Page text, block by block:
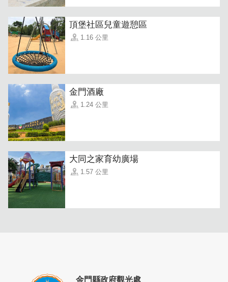
「韓式烤肉飯」
韓式烤肉要好吃，醬汁絕對是箇中奧秘，韓味達仁的醬汁保
證讓你胃口大開！白飯一口接一口。
頂堡社區兒童遊憩區
1.16 公里
金門酒廠
1.24 公里
大同之家育幼廣場
1.57 公里
金門縣政府觀光處